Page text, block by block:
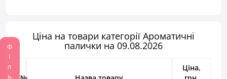
Ціна на товари категорії Ароматичні
палички на 09.08.2026
Ціна,